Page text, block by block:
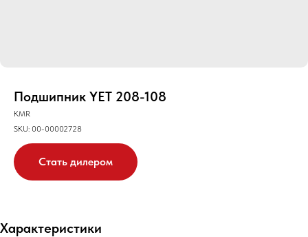
Подшипник YET 208-108
KMR
SKU: 00-00002728
Стать дилером
Характеристики